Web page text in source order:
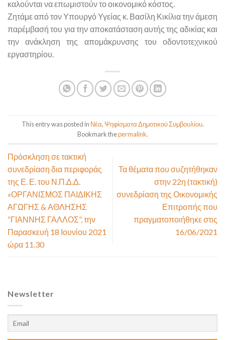
καλούνται να επωμιστούν το οικονομικό κόστος.
Ζητάμε από τον Υπουργό Υγείας κ. Βασίλη Κικίλια την άμεση
παρέμβασή του για την αποκατάσταση αυτής της αδικίας και
την ανάκληση της απομάκρυνσης του οδοντοτεχνικού
εργαστηρίου.
This entry was posted in Νέα, Ψηφίσματα Δημοτικού Συμβουλίου.
Bookmark thepermalink.
Πρόσκληση σε τακτική
συνεδρίαση δια περιφοράς
της Ε. Ε. του Ν.Π.Δ.Δ.
«ΟΡΓΑΝΙΣΜΟΣ ΠΑΙΔΙΚΗΣ
ΑΓΩΓΗΣ & ΑΘΛΗΣΗΣ
“ΓΙΑΝΝΗΣ ΓΑΛΛΟΣ”, την
Παρασκευή 18 Ιουνίου 2021
ώρα 11.30
Τα θέματα που συζητήθηκαν
στην 22η (τακτική)
συνεδρίαση της Οικονομικής
Επιτροπής που
πραγματοποιήθηκε στις
16/06/2021
Newsletter